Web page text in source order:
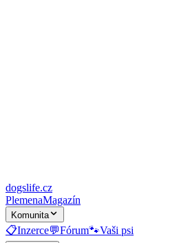
dogslife.cz
PlemenaMagazín
Komunita
📋Inzerce💬Fórum🐾Vaši psi